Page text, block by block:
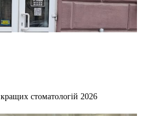
стоматологій 2026